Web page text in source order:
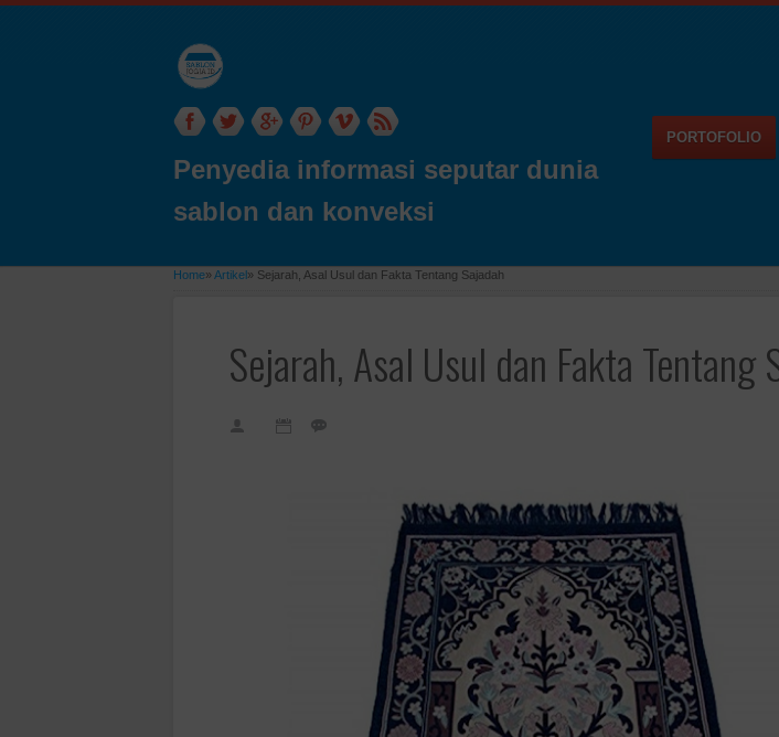
Penyedia informasi seputar dunia
sablon dan konveksi
PORTOFOLIO
Home»Artikel» Sejarah, Asal Usul dan Fakta Tentang Sajadah
Sejarah, Asal Usul dan Fakta Tentang